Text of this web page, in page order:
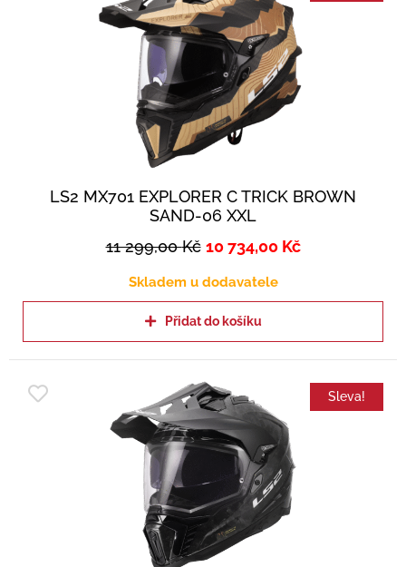
LS2 MX701 EXPLORER C TRICK BROWN
SAND-06 XXL
11 299,00Kč 10 734,00 Kč
Skladem u dodavatele
Přidat do košíku
Sleva!